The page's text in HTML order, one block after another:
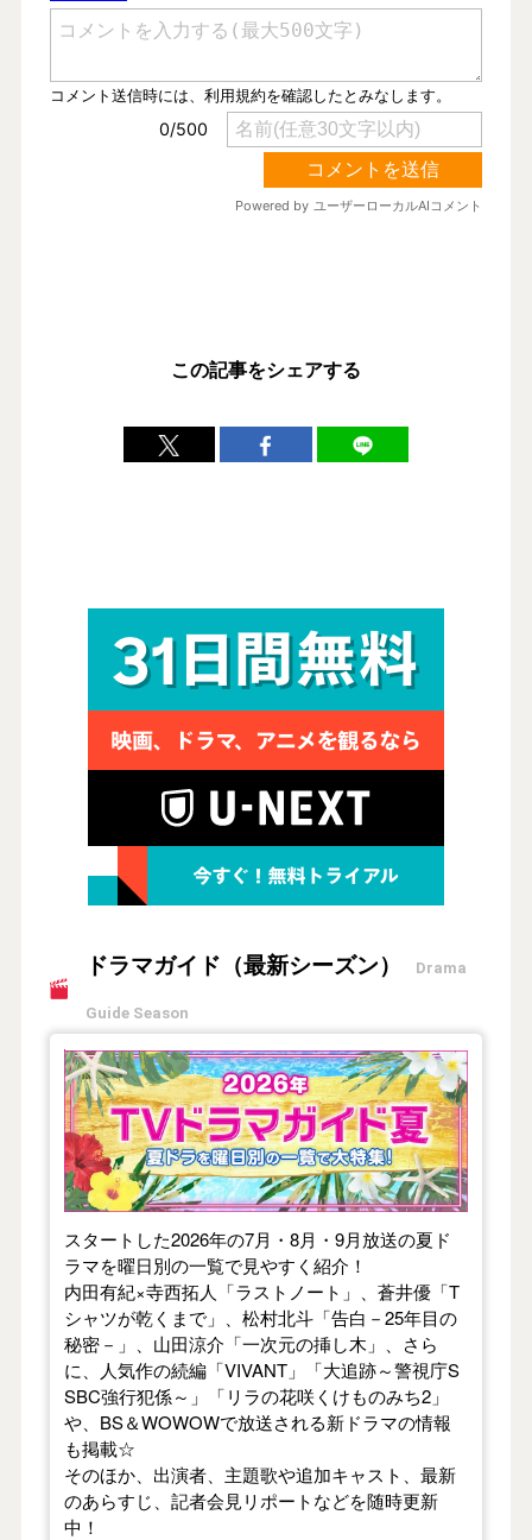
この記事をシェアする
ドラマガイド（最新シーズン） Drama
Guide Season
【2026年夏】TVドラマガイド
スタートした2026年の7月・8月・9月放送の夏ド
ラマを曜日別の一覧で見やすく紹介！
内田有紀×寺西拓人「ラストノート」、蒼井優「T
シャツが乾くまで」、松村北斗「告白－25年目の
秘密－」、山田涼介「一次元の挿し木」、さら
に、人気作の続編「VIVANT」「大追跡～警視庁S
SBC強行犯係～」「リラの花咲くけものみち2」
や、BS＆WOWOWで放送される新ドラマの情報
も掲載☆
そのほか、出演者、主題歌や追加キャスト、最新
のあらすじ、記者会見リポートなどを随時更新
中！